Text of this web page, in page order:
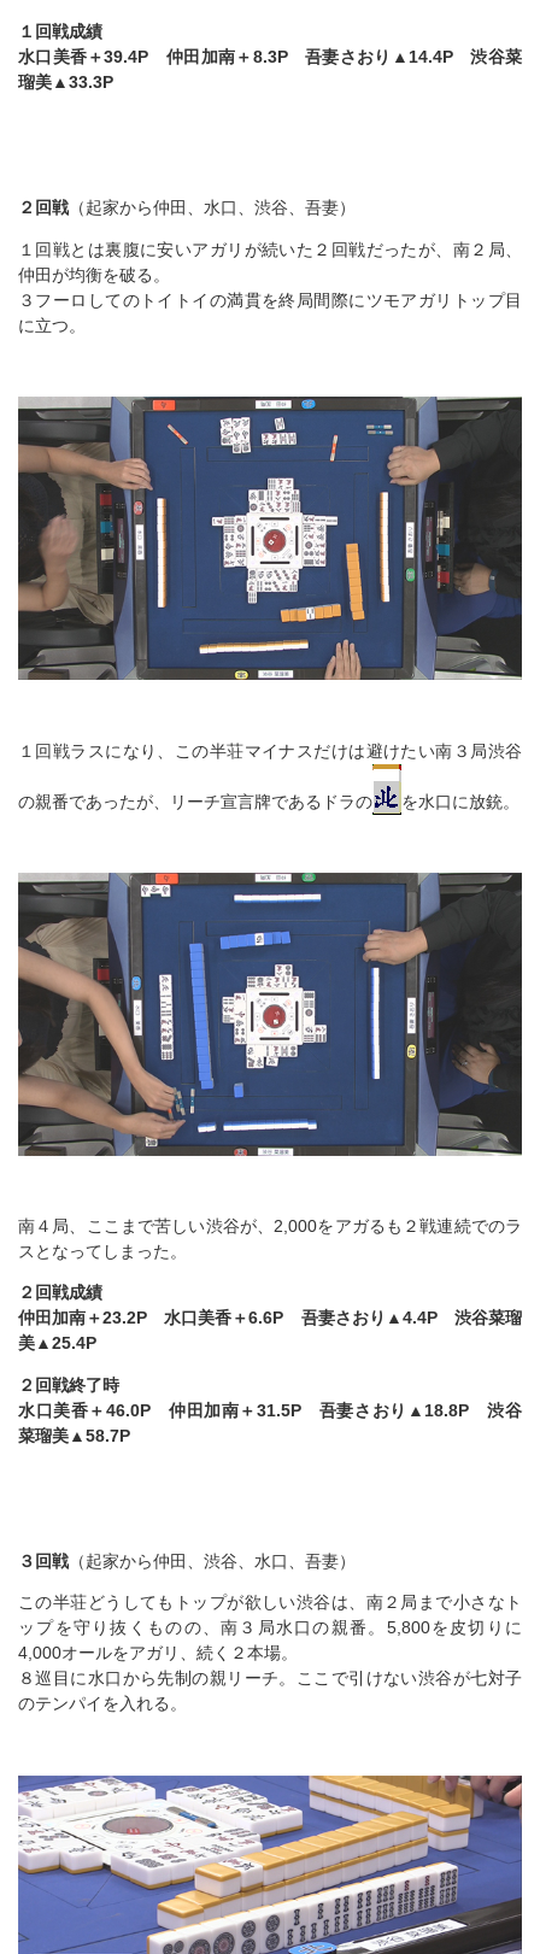
１回戦成績
水口美香＋39.4P 仲田加南＋8.3P 吾妻さおり▲14.4P 渋谷菜
瑠美▲33.3P
２回戦 （起家から仲田、水口、渋谷、吾妻）
１回戦とは裏腹に安いアガリが続いた２回戦だったが、南２局、
仲田が均衡を破る。
３フーロしてのトイトイの満貫を終局間際にツモアガリトップ目
に立つ。
１回戦ラスになり、この半荘マイナスだけは避けたい南３局渋谷
の親番であったが、リーチ宣言牌であるドラの を水口に放銃。
南４局、ここまで苦しい渋谷が、2,000をアガるも２戦連続でのラ
スとなってしまった。
２回戦成績
仲田加南＋23.2P 水口美香＋6.6P 吾妻さおり▲4.4P 渋谷菜瑠
美▲25.4P
２回戦終了時
水口美香＋46.0P 仲田加南＋31.5P 吾妻さおり▲18.8P 渋谷
菜瑠美▲58.7P
３回戦 （起家から仲田、渋谷、水口、吾妻）
この半荘どうしてもトップが欲しい渋谷は、南２局まで小さなト
ップを守り抜くものの、南３局水口の親番。5,800を皮切りに
4,000オールをアガリ、続く２本場。
８巡目に水口から先制の親リーチ。ここで引けない渋谷が七対子
のテンパイを入れる。